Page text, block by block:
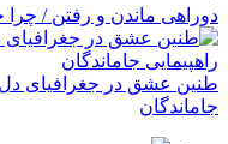
دوراهی ماندن و رفتن / چرا
طنین عشق در جغرافیای دل/
جاماندگان